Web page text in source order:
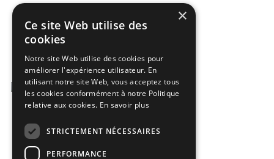
×
Ce site Web utilise des
cookies
Notre site Web utilise des cookies pour
améliorer l'expérience utilisateur. En
utilisant notre site Web, vous acceptez tous
les cookies conformément à notre Politique
relative aux cookies. En savoir plus
STRICTEMENT NÉCESSAIRES
PERFORMANCE